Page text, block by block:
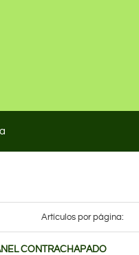
Artículos por página:
CONTRACHAPADO